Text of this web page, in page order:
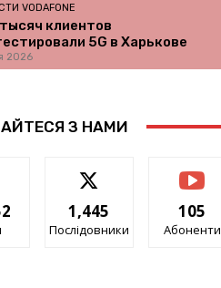
VODAFONE
клиентов
5G в Харькове
2026
З НАМИ
1,445
Послідовники
105
Абоненти